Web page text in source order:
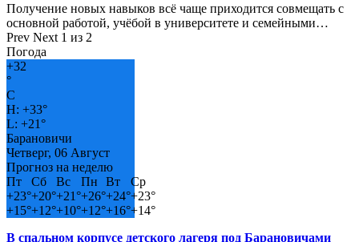
Получение новых навыков всё чаще приходится совмещать с
основной работой, учёбой в университете и семейными…
Prev Next 1 из 2
Погода
+32
°
C
H: +33°
L: +21°
Барановичи
Четверг, 06 Август
Прогноз на неделю
Пт
Сб Вс Пн Вт
Ср
+23°+20°+21°+26°+24°+23°
+15°+12°+10°+12°+16°+14°
В спальном корпусе детского лагеря под Барановичами